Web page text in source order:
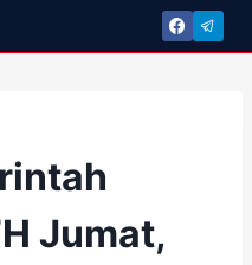
Jumat,